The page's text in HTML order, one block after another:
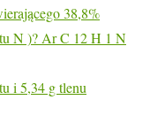
38,8%
N )? Ar C 12 H 1 N
i 5,34 g tlenu